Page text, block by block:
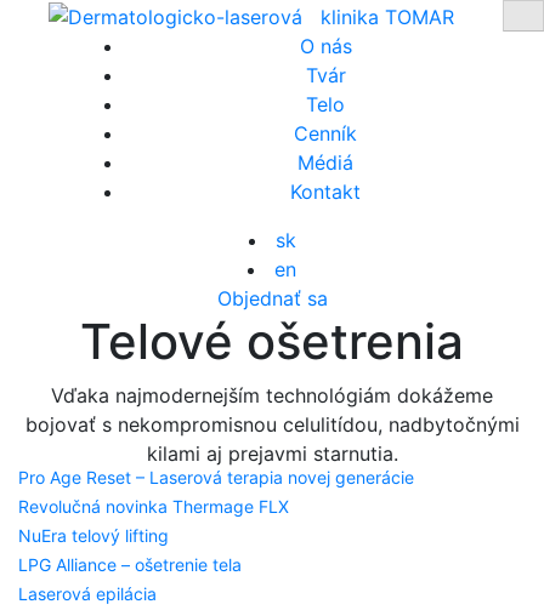
Prejsť
O nás
Tvár
Telo
Cenník
Médiá
Kontakt
sk
en
Objednať sa
Telové ošetrenia
Vďaka najmodernejším technológiám dokážeme
bojovať s nekompromisnou celulitídou, nadbytočnými
kilami aj prejavmi starnutia.
Pro Age Reset – Laserová terapia novej generácie
Revolučná novinka Thermage FLX
NuEra telový lifting
LPG Alliance – ošetrenie tela
Laserová epilácia